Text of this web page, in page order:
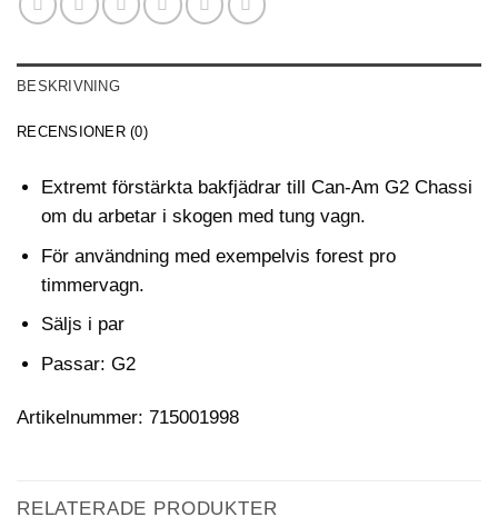
BESKRIVNING
RECENSIONER (0)
Extremt förstärkta bakfjädrar till Can-Am G2 Chassi
om du arbetar i skogen med tung vagn.
För användning med exempelvis forest pro
timmervagn.
Säljs i par
Passar: G2
Artikelnummer: 715001998
RELATERADE PRODUKTER